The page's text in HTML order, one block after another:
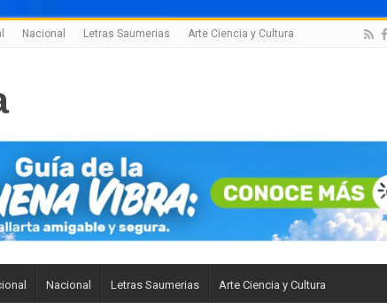
Nacional Letras Saumerias Arte Ciencia y Cultura
Nacional Letras Saumerias Arte Ciencia y Cultura